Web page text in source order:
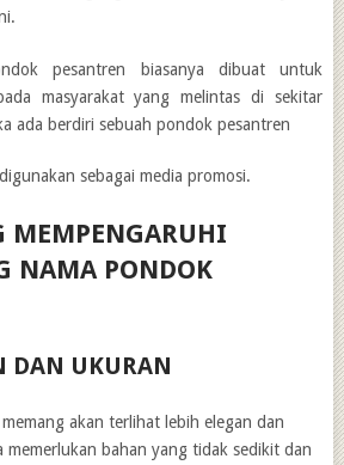
pesantren biasanya dibuat untuk
masyarakat yang melintas di sekitar
ada berdiri sebuah pondok pesantren
sebagai media promosi.
MEMPENGARUHI
NAMA PONDOK
DAN UKURAN
akan terlihat lebih elegan dan
bahan yang tidak sedikit dan